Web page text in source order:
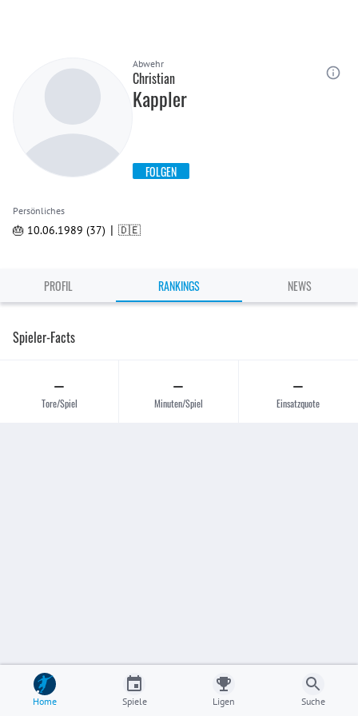
Abwehr
Christian
Kappler
FOLGEN
Persönliches
🎂 10.06.1989 (37) | 🇩🇪
PROFIL RANKINGS NEWS
Spieler-Facts
–
Tore/Spiel
–
Minuten/Spiel
–
Einsatzquote
Home Spiele Ligen Suche